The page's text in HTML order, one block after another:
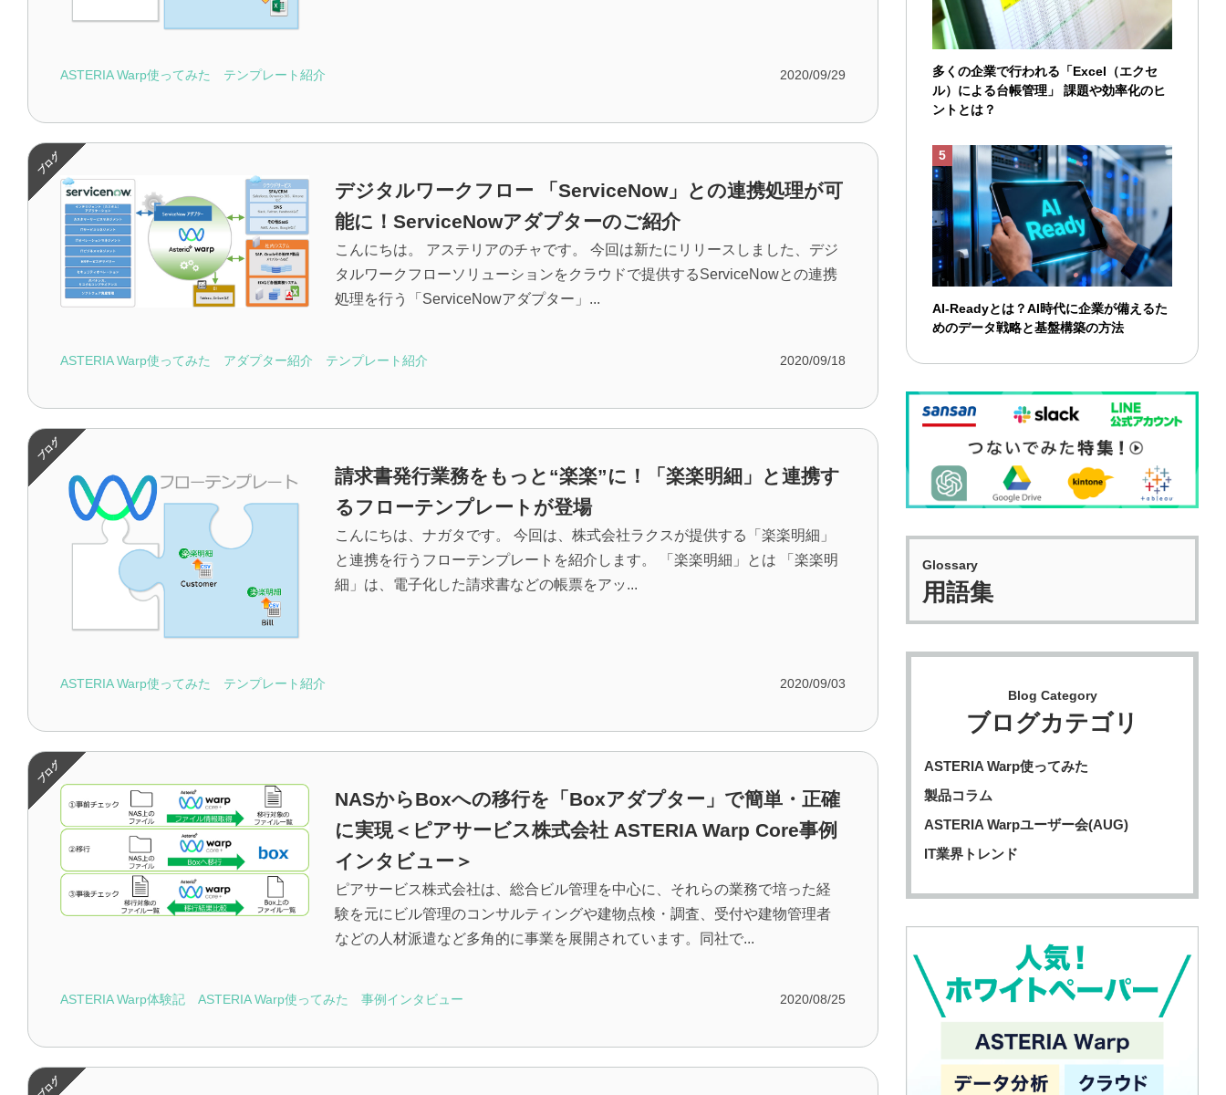
ASTERIA Warp使ってみた テンプレート紹介 2020/09/29
デジタルワークフロー 「ServiceNow」との連携処理が可
能に！ServiceNowアダプターのご紹介
こんにちは。 アステリアのチャです。 今回は新たにリリースしました、デジ
タルワークフローソリューションをクラウドで提供するServiceNowとの連携
処理を行う「ServiceNowアダプター」...
ASTERIA Warp使ってみた アダプター紹介 テンプレート紹介 2020/09/18
請求書発行業務をもっと“楽楽”に！「楽楽明細」と連携す
るフローテンプレートが登場
こんにちは、ナガタです。 今回は、株式会社ラクスが提供する「楽楽明細」
と連携を行うフローテンプレートを紹介します。 「楽楽明細」とは 「楽楽明
細」は、電子化した請求書などの帳票をアッ...
ASTERIA Warp使ってみた テンプレート紹介 2020/09/03
NASからBoxへの移行を「Boxアダプター」で簡単・正確
に実現＜ピアサービス株式会社 ASTERIA Warp Core事例
インタビュー＞
ピアサービス株式会社は、総合ビル管理を中心に、それらの業務で培った経
験を元にビル管理のコンサルティングや建物点検・調査、受付や建物管理者
などの人材派遣など多角的に事業を展開されています。同社で...
ASTERIA Warp体験記 ASTERIA Warp使ってみた 事例インタビュー 2020/08/25
多くの企業で行われる「Excel（エクセ
ル）による台帳管理」 課題や効率化のヒ
ントとは？
AI-Readyとは？AI時代に企業が備えるた
めのデータ戦略と基盤構築の方法
Glossary
用語集
Blog Category
ブログカテゴリ
ASTERIA Warp使ってみた
製品コラム
ASTERIA Warpユーザー会(AUG)
IT業界トレンド